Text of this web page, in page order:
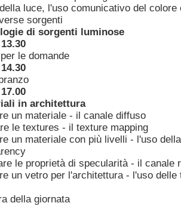
luce, l'uso comunicativo del
sorgenti
di sorgenti luminose
le domande
in architettura
un materiale - il canale diffuso
le textures - il texture mapping
un materiale con più livelli - l'uso
le proprietà di specularità - il canale
un vetro per l'architettura - l'uso delle
della giornata